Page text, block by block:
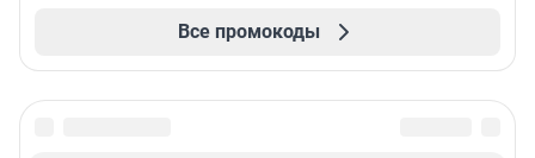
Все промокоды